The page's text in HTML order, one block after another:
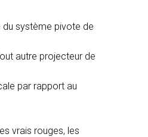
du système pivote de
autre projecteur de
par rapport au
vrais rouges, les